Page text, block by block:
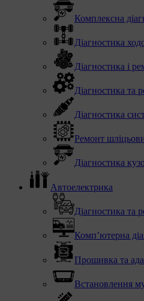
Комплексна
Діагностика
Діагностика і
Діагностика та
Діагностика
Ремонт
Діагностика
Автоелектрика
Діагностика та
Комп’ютерна
Прошивка та
Встановлення